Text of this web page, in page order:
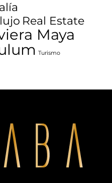
Real Estate
Maya
Turismo